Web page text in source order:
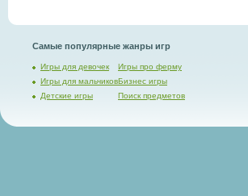
Самые популярные жанры игр
Игры для девочек
Игры для мальчиков
Детские игры
Игры про ферму
Бизнес игры
Поиск предметов